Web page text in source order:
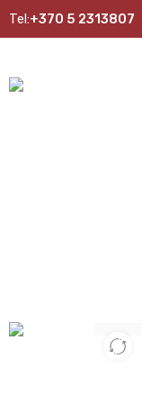
Tel:+370 5 2313807